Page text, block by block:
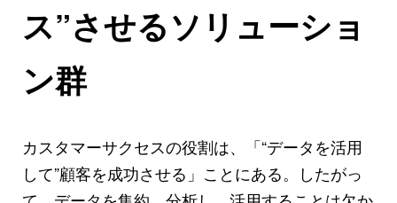
ス”させるソリューショ
ン群
カスタマーサクセスの役割は、「“データを活用
して”顧客を成功させる」ことにある。したがっ